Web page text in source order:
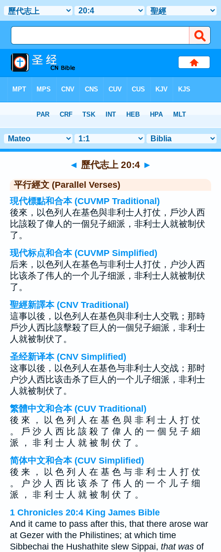
章 20> 聖經金句 4
◄ 歷代志上 20:4 ►
平行經文 (Parallel Verses)
現代標點和合本 (CUVMP Traditional)
後來，以色列人在基色與非利士人打仗，戶沙人西
比該殺了偉人的一個兒子細派，非利士人就被制伏
了。
现代标点和合本 (CUVMP Simplified)
后来，以色列人在基色与非利士人打仗，户沙人西
比该杀了伟人的一个儿子细派，非利士人就被制伏
了。
聖經新譯本 (CNV Traditional)
這事以後，以色列人在基色與非利士人交戰；那時
戶沙人西比該擊殺了巨人的一個兒子細派，非利士
人就被制伏了。
圣经新译本 (CNV Simplified)
这事以後，以色列人在基色与非利士人交战；那时
户沙人西比该击杀了巨人的一个儿子细派，非利士
人就被制伏了。
繁體中文和合本 (CUV Traditional)
後 來 ， 以 色 列 人 在 基 色 與 非 利 士 人 打 仗
。 戶 沙 人 西 比 該 殺 了 偉 人 的 一 個 兒 子 細
派 ， 非 利 士 人 就 被 制 伏 了 。
简体中文和合本 (CUV Simplified)
後 来 ， 以 色 列 人 在 基 色 与 非 利 士 人 打 仗
。 户 沙 人 西 比 该 杀 了 伟 人 的 一 个 儿 子 细
派 ， 非 利 士 人 就 被 制 伏 了 。
1 Chronicles 20:4 King James Bible
And it came to pass after this, that there arose war
at Gezer with the Philistines; at which time
Sibbechai the Hushathite slew Sippai, that was of